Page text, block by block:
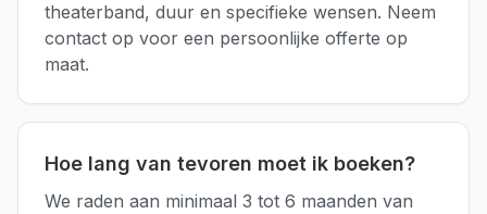
theaterband, duur en specifieke wensen. Neem
contact op voor een persoonlijke offerte op
maat.
Hoe lang van tevoren moet ik boeken?
We raden aan minimaal 3 tot 6 maanden van